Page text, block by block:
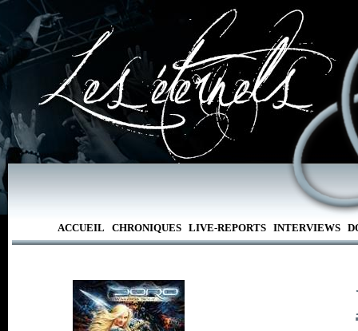
ACCUEIL CHRONIQUES LIVE-REPORTS INTERVIEWS